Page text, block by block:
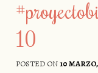
10
POSTED ON10